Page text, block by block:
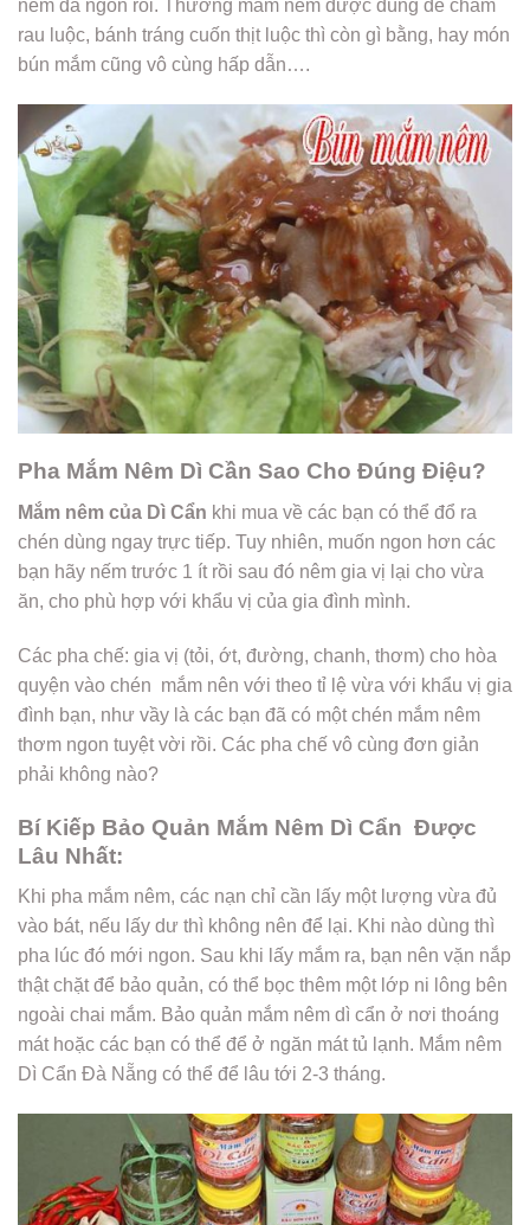
nêm đã ngon rồi. Thường mắm nêm được dùng để chấm
rau luộc, bánh tráng cuốn thịt luộc thì còn gì bằng, hay món
bún mắm cũng vô cùng hấp dẫn….
Pha Mắm Nêm Dì Cần Sao Cho Đúng Điệu?
Mắm nêm của Dì Cẩn khi mua về các bạn có thể đổ ra
chén dùng ngay trực tiếp. Tuy nhiên, muốn ngon hơn các
bạn hãy nếm trước 1 ít rồi sau đó nêm gia vị lại cho vừa
ăn, cho phù hợp với khẩu vị của gia đình mình.
Các pha chế: gia vị (tỏi, ớt, đường, chanh, thơm) cho hòa
quyện vào chén mắm nên với theo tỉ lệ vừa với khẩu vị gia
đình bạn, như vầy là các bạn đã có một chén mắm nêm
thơm ngon tuyệt vời rồi. Các pha chế vô cùng đơn giản
phải không nào?
Bí Kiếp Bảo Quản Mắm Nêm Dì Cẩn Được
Lâu Nhất:
Khi pha mắm nêm, các nạn chỉ cần lấy một lượng vừa đủ
vào bát, nếu lấy dư thì không nên để lại. Khi nào dùng thì
pha lúc đó mới ngon. Sau khi lấy mắm ra, bạn nên vặn nắp
thật chặt để bảo quản, có thể bọc thêm một lớp ni lông bên
ngoài chai mắm. Bảo quản mắm nêm dì cẩn ở nơi thoáng
mát hoặc các bạn có thể để ở ngăn mát tủ lạnh. Mắm nêm
Dì Cẩn Đà Nẵng có thể để lâu tới 2-3 tháng.